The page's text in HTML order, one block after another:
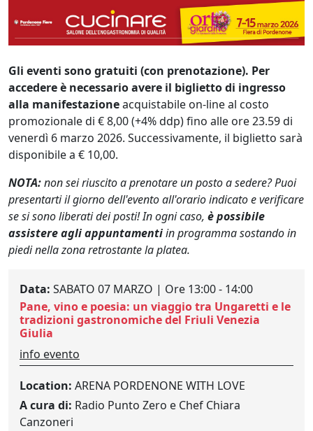
Gli eventi sono gratuiti (con prenotazione). Per
accedere è necessario avere il biglietto di ingresso
alla manifestazioneacquistabile on-line al costo
promozionale di € 8,00 (+4% ddp) fino alle ore 23.59 di
venerdì 6 marzo 2026. Successivamente, il biglietto sarà
disponibile a € 10,00.
NOTA:non sei riuscito a prenotare un posto a sedere? Puoi
presentarti il giorno dell'evento all'orario indicato e verificare
se si sono liberati dei posti! In ogni caso, è possibile
assistere agli appuntamentiin programma sostando in
piedi nella zona retrostante la platea.
Data: SABATO 07 MARZO | Ore 13:00 - 14:00
Pane, vino e poesia: un viaggio tra Ungaretti e le
tradizioni gastronomiche del Friuli Venezia
Giulia
info evento
Location: ARENA PORDENONE WITH LOVE
A cura di: Radio Punto Zero e Chef Chiara
Canzoneri